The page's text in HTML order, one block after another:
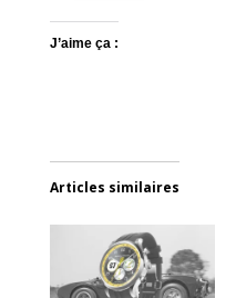
J’aime ça :
Articles similaires